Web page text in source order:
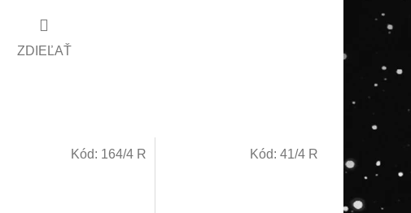
ZDIEĽAŤ
Kód: 164/4 R Kód: 41/4 R